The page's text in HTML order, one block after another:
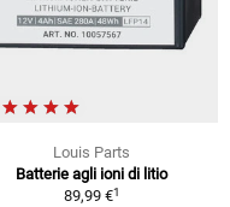
Louis Parts
Batterie agli ioni di litio
89,99 €1